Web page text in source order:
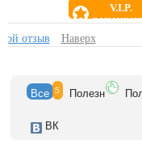
V.I.P.
Отзывы
отзыв Наверх
Все 5 Полезн
ВК